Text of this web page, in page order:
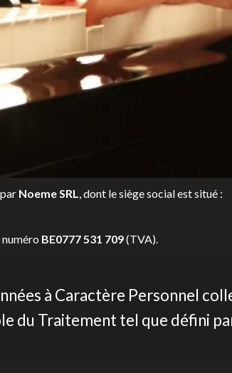
Noeme SRL
, dont le siège social est situé :
BE0777 531 709(TVA).
à Caractère Personnel
du Traitement tel que défini